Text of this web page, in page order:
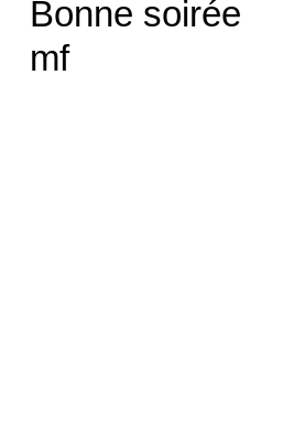
Bonne soirée
mf